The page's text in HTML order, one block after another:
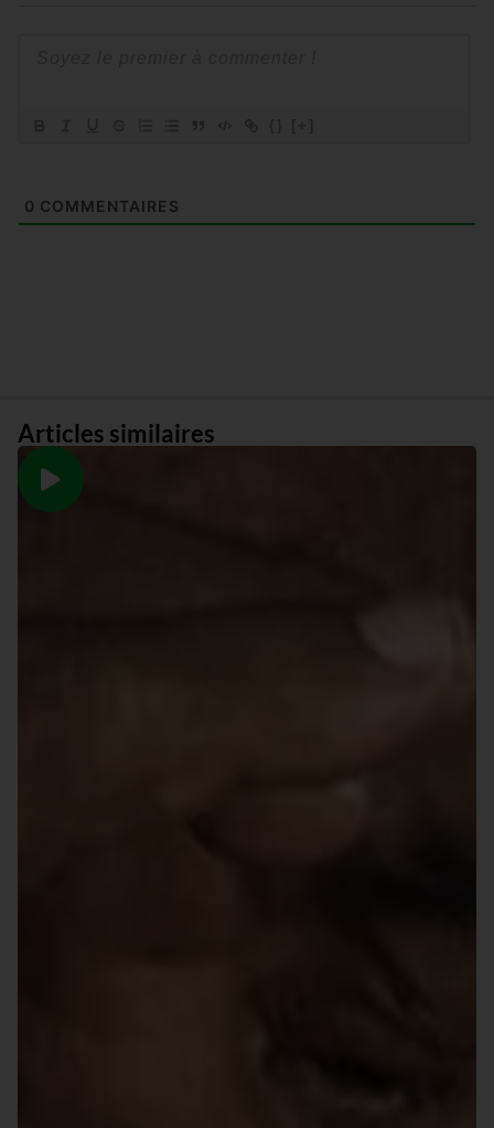
0 COMMENTAIRES
Articles similaires